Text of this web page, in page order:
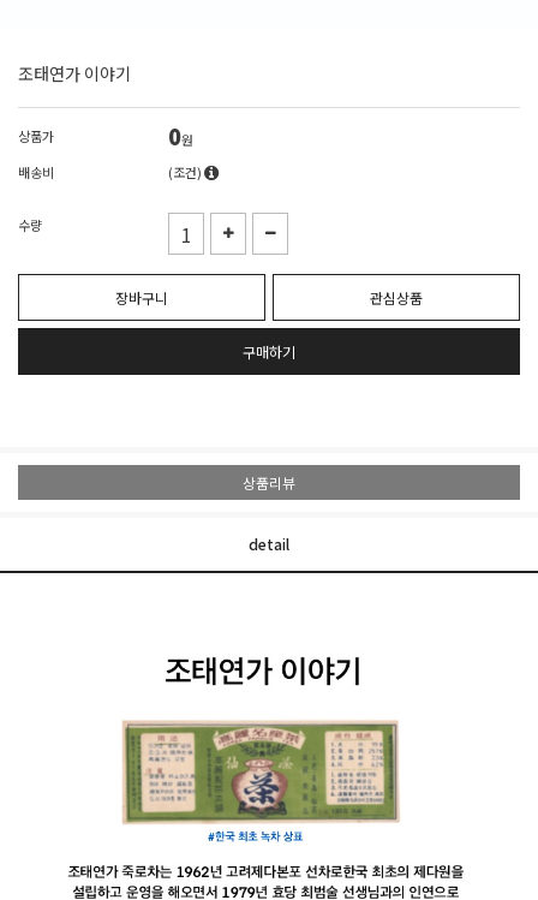
조태연가 이야기
상품가 0원
배송비
(조건)
수량
장바구니 관심상품
구매하기
상품리뷰
detail